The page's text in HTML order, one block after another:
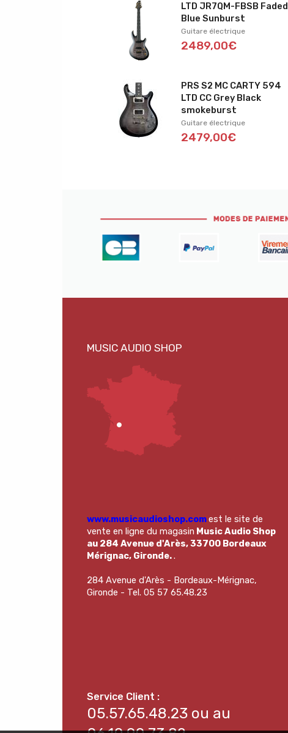
LTD JR7QM-FBSB Faded
Blue Sunburst
Guitare électrique
2489,00€
PRS S2 MC CARTY 594
LTD CC Grey Black
smokeburst
Guitare électrique
2479,00€
www.musicaudioshop.comest le site de
vente en ligne du magasin Music Audio Shop
au 284 Avenue d'Arès, 33700 Bordeaux
Mérignac, Gironde..
284 Avenue d'Arès - Bordeaux-Mérignac,
Gironde - Tel. 05 57 65.48.23
05.57.65.48.23 ou au